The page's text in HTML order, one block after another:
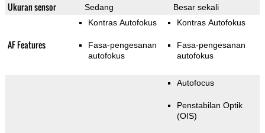
Ukuran sensor Sedang Besar sekali
AF Features
Kontras Autofokus
Fasa-pengesanan
autofokus
Kontras Autofokus
Fasa-pengesanan
autofokus
Autofocus
Penstabilan Optik
(OIS)